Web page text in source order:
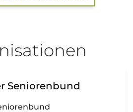
Seniorenbund